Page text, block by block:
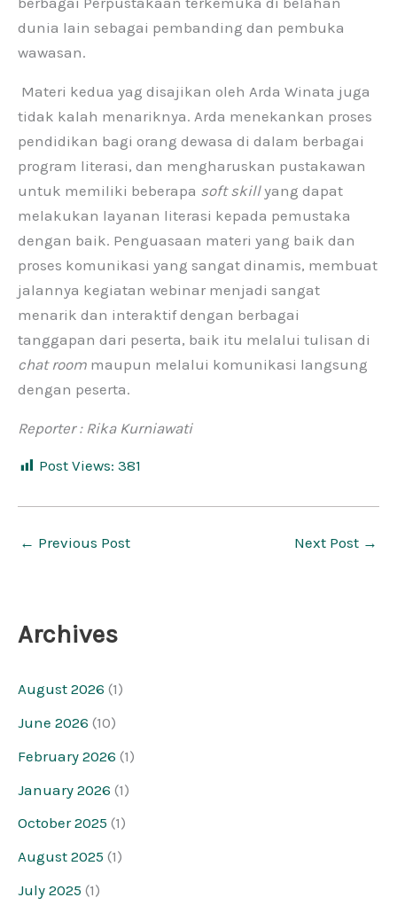
dunia lain sebagai pembanding dan pembuka
wawasan.
Materi kedua yag disajikan oleh Arda Winata juga
tidak kalah menariknya. Arda menekankan proses
pendidikan bagi orang dewasa di dalam berbagai
program literasi, dan mengharuskan pustakawan
untuk memiliki beberapa soft skillyang dapat
melakukan layanan literasi kepada pemustaka
dengan baik. Penguasaan materi yang baik dan
proses komunikasi yang sangat dinamis, membuat
jalannya kegiatan webinar menjadi sangat
menarik dan interaktif dengan berbagai
tanggapan dari peserta, baik itu melalui tulisan di
chat room maupun melalui komunikasi langsung
dengan peserta.
Reporter : Rika Kurniawati
Post Views: 381
← Previous Post Next Post →
Archives
August 2026 (1)
June 2026 (10)
February 2026 (1)
January 2026 (1)
October 2025 (1)
August 2025 (1)
July 2025 (1)